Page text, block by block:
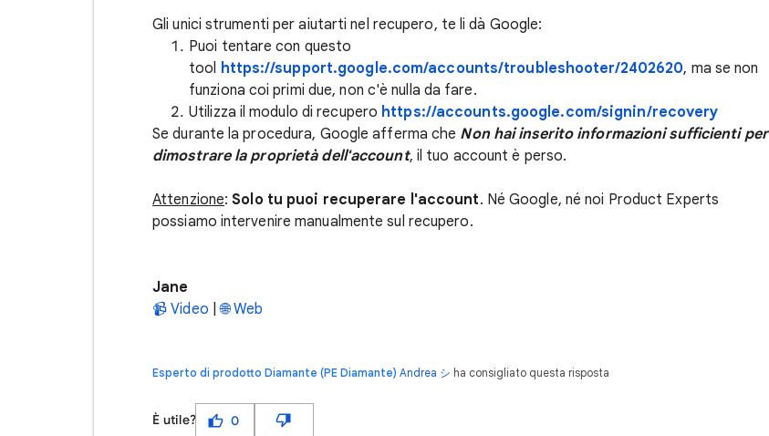
Gli unici strumenti per aiutarti nel recupero, te li dà Google:
Puoi tentare con questo
tool https://support.google.com/accounts/troubleshooter/2402620, ma se non
funziona coi primi due, non c'è nulla da fare.
Utilizza il modulo di recupero https://accounts.google.com/signin/recovery
Se durante la procedura, Google afferma che Non hai inserito informazioni sufficienti per
dimostrare la proprietà dell'account, il tuo account è perso.
Attenzione:Solo tu puoi recuperare l'account. Né Google, né noi Product Experts
possiamo intervenire manualmente sul recupero.
Jane
📹 Video |🌐 Web
Esperto di prodotto Diamante (PE Diamante) Andrea シ ha consigliato questa risposta
È utile? 0